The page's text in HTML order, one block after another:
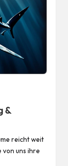
&
reicht weit
von uns ihre